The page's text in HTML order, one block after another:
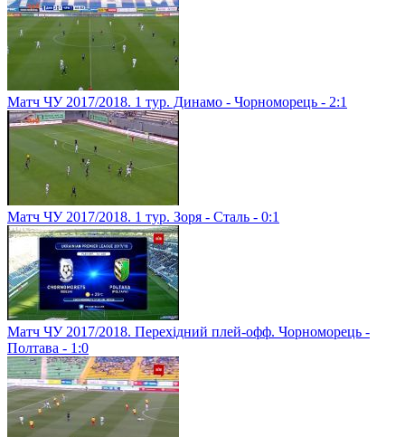
Матч ЧУ 2017/2018. 1 тур. Динамо - Чорноморець - 2:1
Матч ЧУ 2017/2018. 1 тур. Зоря - Сталь - 0:1
Матч ЧУ 2017/2018. Перехідний плей-офф. Чорноморець -
Полтава - 1:0